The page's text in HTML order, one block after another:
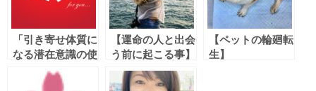
「引き寄せ体質に
なる潜在意識の使
いかた】
【運命の人と出会
う前に起こる事】
【ペットの輪廻転
生】